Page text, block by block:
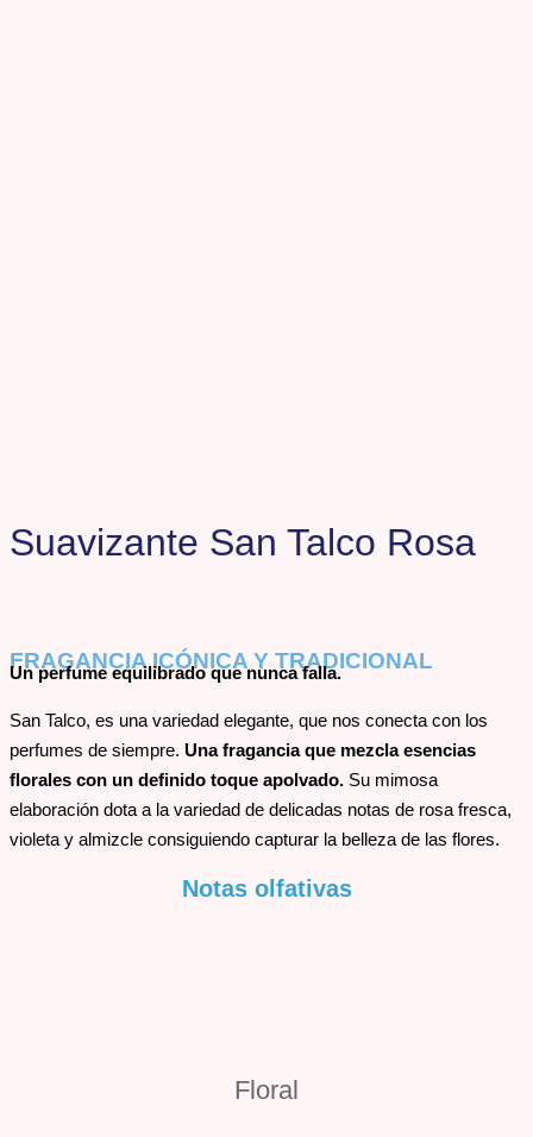
Suavizante San Talco Rosa
FRAGANCIA ICÓNICA Y TRADICIONAL
Un perfume equilibrado que nunca falla.
San Talco, es una variedad elegante, que nos conecta con los
perfumes de siempre. Una fragancia que mezcla esencias
florales con un definido toque apolvado. Su mimosa
elaboración dota a la variedad de delicadas notas de rosa fresca,
violeta y almizcle consiguiendo capturar la belleza de las flores.
Notas olfativas
Floral